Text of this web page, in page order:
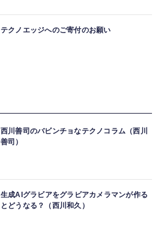
テクノエッジへのご寄付のお願い
西川善司のバビンチョなテクノコラム（西川
善司）
生成AIグラビアをグラビアカメラマンが作る
とどうなる？（西川和久）